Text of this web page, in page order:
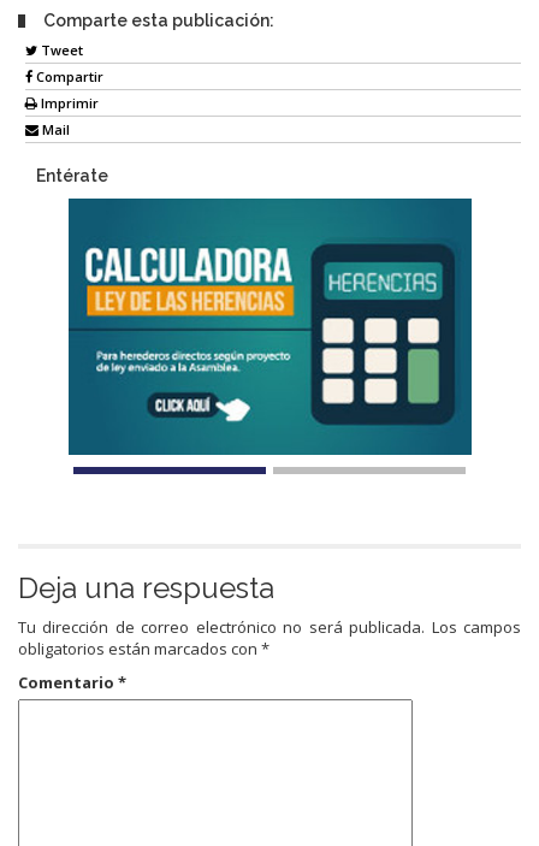
Comparte esta publicación:
Tweet
Compartir
Imprimir
Mail
Entérate
Deja una respuesta
Tu dirección de correo electrónico no será publicada. Los campos
obligatorios están marcados con *
Comentario *